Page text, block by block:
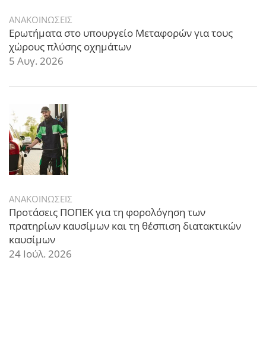
ΑΝΑΚΟΙΝΩΣΕΙΣ
Ερωτήματα στο υπουργείο Μεταφορών για τους
χώρους πλύσης οχημάτων
5 Αυγ. 2026
ΑΝΑΚΟΙΝΩΣΕΙΣ
Προτάσεις ΠΟΠΕΚ για τη φορολόγηση των
πρατηρίων καυσίμων και τη θέσπιση διατακτικών
καυσίμων
24 Ιούλ. 2026